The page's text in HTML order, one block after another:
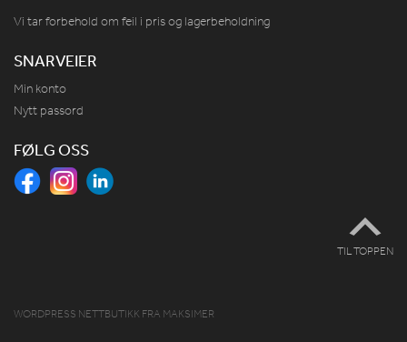
Vi tar forbehold om feil i pris og lagerbeholdning
SNARVEIER
Min konto
Nytt passord
FØLG OSS
TIL TOPPEN
WORDPRESS NETTBUTIKK FRA MAKSIMER